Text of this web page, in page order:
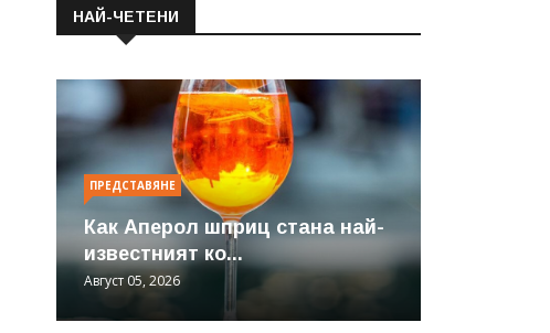
НАЙ-ЧЕТЕНИ
ПРЕДСТАВЯНЕ
Как Аперол шприц стана най-
известният ко...
Август 05, 2026